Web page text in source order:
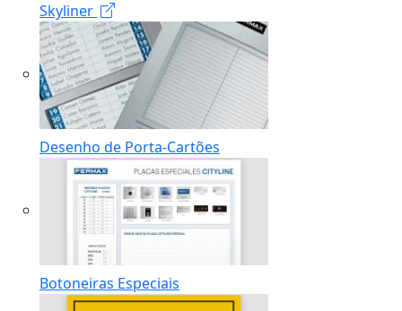
Skyliner
Desenho de Porta-Cartões
Botoneiras Especiais